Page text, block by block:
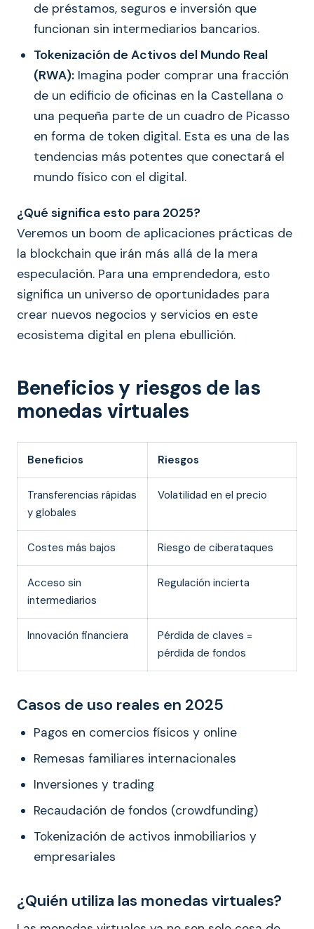
de préstamos, seguros e inversión que
funcionan sin intermediarios bancarios.
Tokenización de Activos del Mundo Real
(RWA): Imagina poder comprar una fracción
de un edificio de oficinas en la Castellana o
una pequeña parte de un cuadro de Picasso
en forma de token digital. Esta es una de las
tendencias más potentes que conectará el
mundo físico con el digital.
¿Qué significa esto para 2025?
Veremos un boom de aplicaciones prácticas de
la blockchain que irán más allá de la mera
especulación. Para una emprendedora, esto
significa un universo de oportunidades para
crear nuevos negocios y servicios en este
ecosistema digital en plena ebullición.
Beneficios y riesgos de las
monedas virtuales
Beneficios Riesgos
Transferencias rápidas
y globales
Volatilidad en el precio
Costes más bajos Riesgo de ciberataques
Acceso sin
intermediarios
Regulación incierta
Innovación financiera
Pérdida de claves =
pérdida de fondos
Casos de uso reales en 2025
Pagos en comercios físicos y online
Remesas familiares internacionales
Inversiones y trading
Recaudación de fondos (crowdfunding)
Tokenización de activos inmobiliarios y
empresariales
¿Quién utiliza las monedas virtuales?